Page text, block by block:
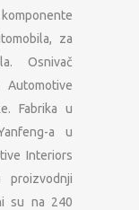
za
Osnivač
Fabrika u
a u
Interiors
su na 240